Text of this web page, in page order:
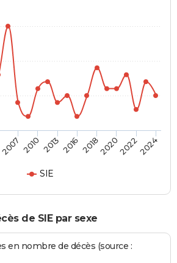
SIE
2007 2010 2013 2016 2018202020222024
de SIE par sexe
en nombre de décès (source :